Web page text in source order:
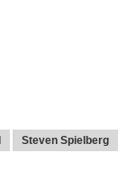
Steven Spielberg